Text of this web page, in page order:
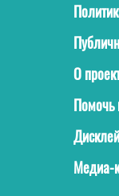
О
Помочь
Медиа-